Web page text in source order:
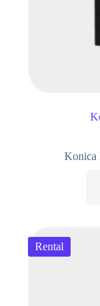
Konica
Rental